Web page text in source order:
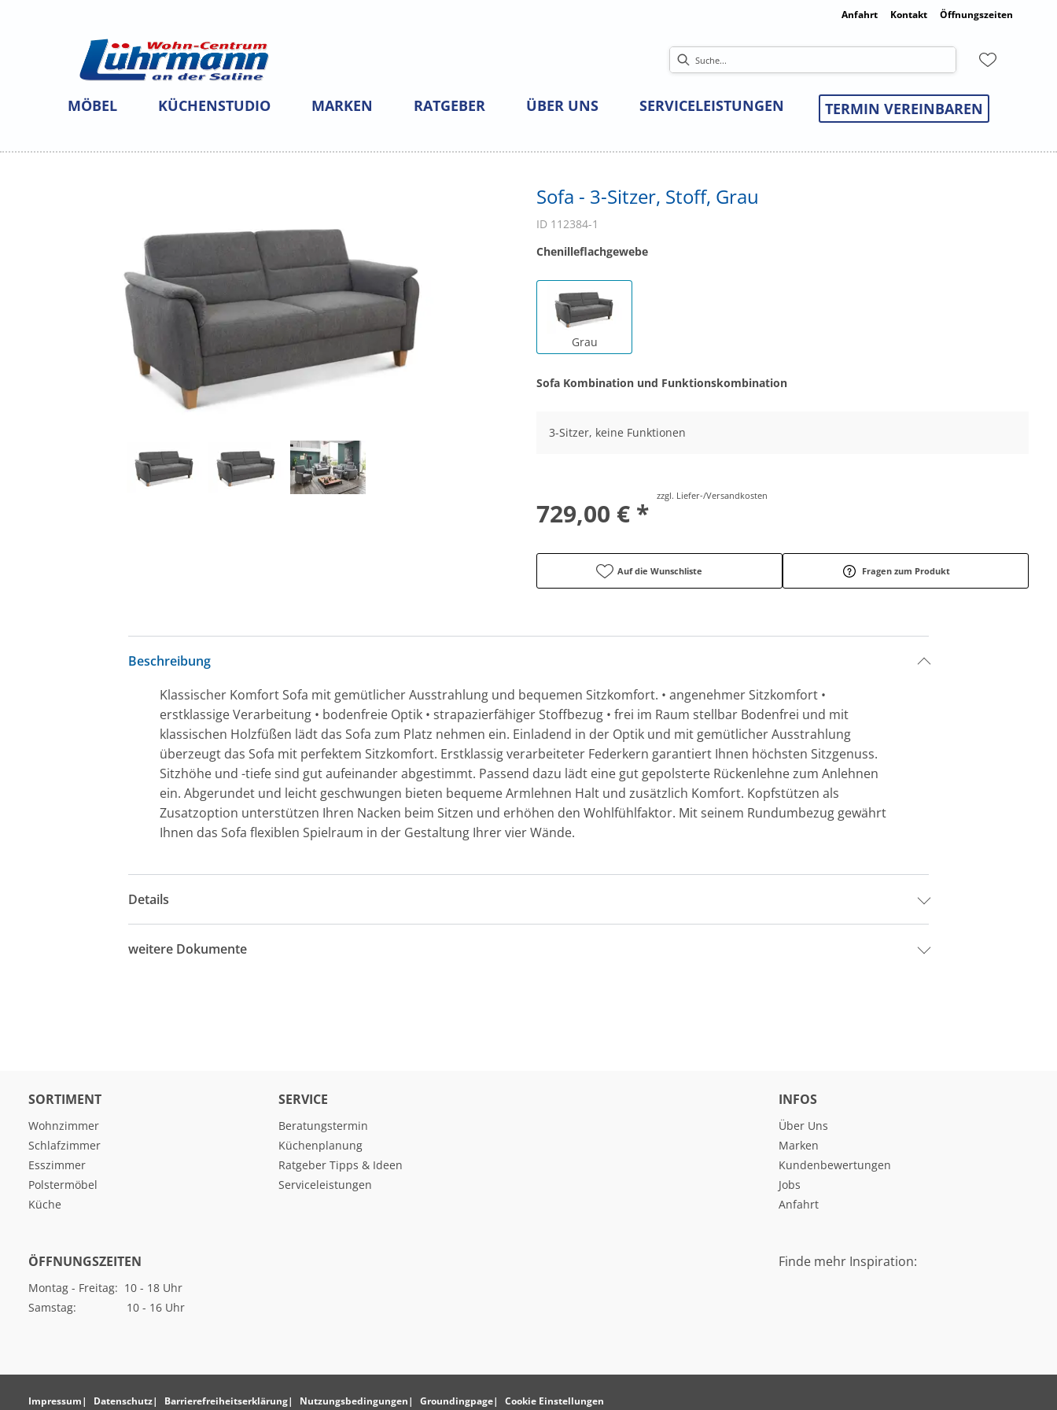
Anfahrt Kontakt Öffnungszeiten
MÖBEL KÜCHENSTUDIO MARKEN RATGEBER ÜBER UNS SERVICELEISTUNGEN TERMIN VEREINBAREN
Sofa - 3-Sitzer, Stoff, Grau
ID 112384-1
Chenilleflachgewebe
Grau
Sofa Kombination und Funktionskombination
3-Sitzer, keine Funktionen
729,00 € *
zzgl. Liefer-/Versandkosten
Auf die Wunschliste Fragen zum Produkt
Beschreibung
Klassischer Komfort Sofa mit gemütlicher Ausstrahlung und bequemen Sitzkomfort. • angenehmer Sitzkomfort •
erstklassige Verarbeitung • bodenfreie Optik • strapazierfähiger Stoffbezug • frei im Raum stellbar Bodenfrei und mit
klassischen Holzfüßen lädt das Sofa zum Platz nehmen ein. Einladend in der Optik und mit gemütlicher Ausstrahlung
überzeugt das Sofa mit perfektem Sitzkomfort. Erstklassig verarbeiteter Federkern garantiert Ihnen höchsten Sitzgenuss.
Sitzhöhe und -tiefe sind gut aufeinander abgestimmt. Passend dazu lädt eine gut gepolsterte Rückenlehne zum Anlehnen
ein. Abgerundet und leicht geschwungen bieten bequeme Armlehnen Halt und zusätzlich Komfort. Kopfstützen als
Zusatzoption unterstützen Ihren Nacken beim Sitzen und erhöhen den Wohlfühlfaktor. Mit seinem Rundumbezug gewährt
Ihnen das Sofa flexiblen Spielraum in der Gestaltung Ihrer vier Wände.
Details
weitere Dokumente
SORTIMENT
Wohnzimmer
Schlafzimmer
Esszimmer
Polstermöbel
Küche
SERVICE
Beratungstermin
Küchenplanung
Ratgeber Tipps & Ideen
Serviceleistungen
INFOS
Über Uns
Marken
Kundenbewertungen
Jobs
Anfahrt
ÖFFNUNGSZEITEN
Montag - Freitag: 10 - 18 Uhr
Samstag: 10 - 16 Uhr
Finde mehr Inspiration:
Impressum Datenschutz Barrierefreiheitserklärung Nutzungsbedingungen Groundingpage Cookie Einstellungen